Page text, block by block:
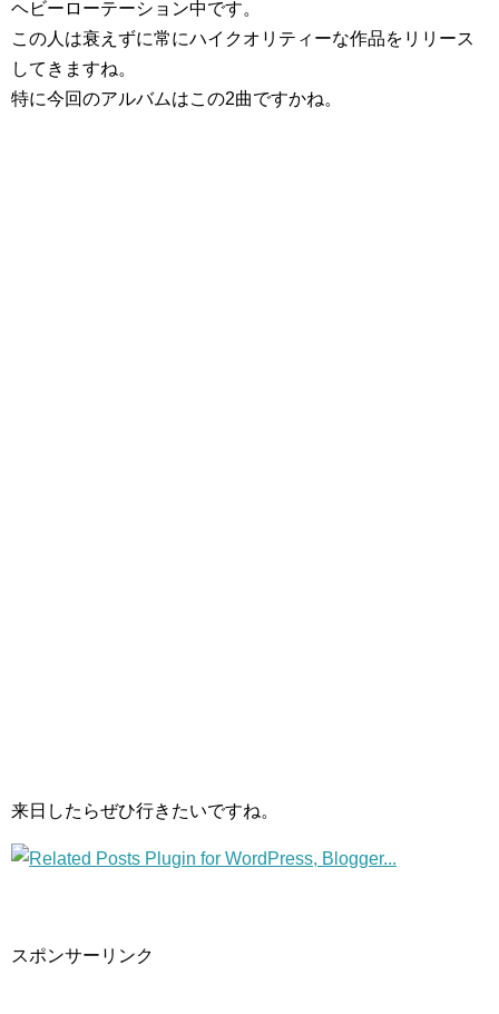
ヘビーローテーション中です。
この人は衰えずに常にハイクオリティーな作品をリリース
してきますね。
特に今回のアルバムはこの2曲ですかね。
来日したらぜひ行きたいですね。
スポンサーリンク